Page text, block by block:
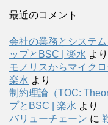
最近のコメント
会社の業務とシステ
ップとBSC | 楽水 より
モノリスからマイク
楽水 より
制約理論（TOC:
プとBSC | 楽水 より
バリューチェーン に